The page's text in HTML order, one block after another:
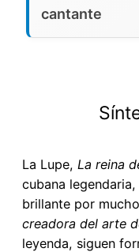
cantante
La Lupe, La reina
cubana
brillante por
creadora del arte
leyenda, siguen